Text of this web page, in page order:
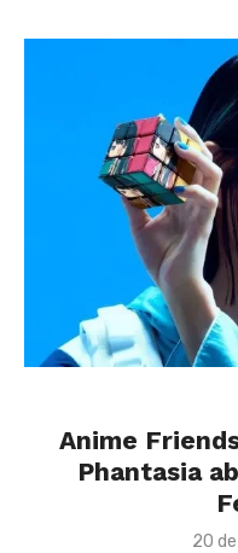
Anime
Phantasia
20